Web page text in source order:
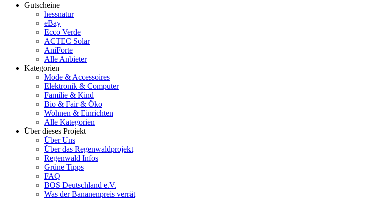
Gutscheine
hessnatur
eBay
Ecco Verde
ACTEC Solar
AniForte
Alle Anbieter
Kategorien
Mode & Accessoires
Elektronik & Computer
Familie & Kind
Bio & Fair & Öko
Wohnen & Einrichten
Alle Kategorien
Über dieses Projekt
Über Uns
Über das Regenwaldprojekt
Regenwald Infos
Grüne Tipps
FAQ
BOS Deutschland e.V.
Was der Bananenpreis verrät